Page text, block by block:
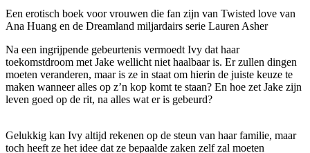
Een erotisch boek voor vrouwen die fan zijn van Twisted love van
Ana Huang en de Dreamland miljardairs serie Lauren Asher
Na een ingrijpende gebeurtenis vermoedt Ivy dat haar
toekomstdroom met Jake wellicht niet haalbaar is. Er zullen dingen
moeten veranderen, maar is ze in staat om hierin de juiste keuze te
maken wanneer alles op z’n kop komt te staan? En hoe zet Jake zijn
leven goed op de rit, na alles wat er is gebeurd?
Gelukkig kan Ivy altijd rekenen op de steun van haar familie, maar
toch heeft ze het idee dat ze bepaalde zaken zelf zal moeten